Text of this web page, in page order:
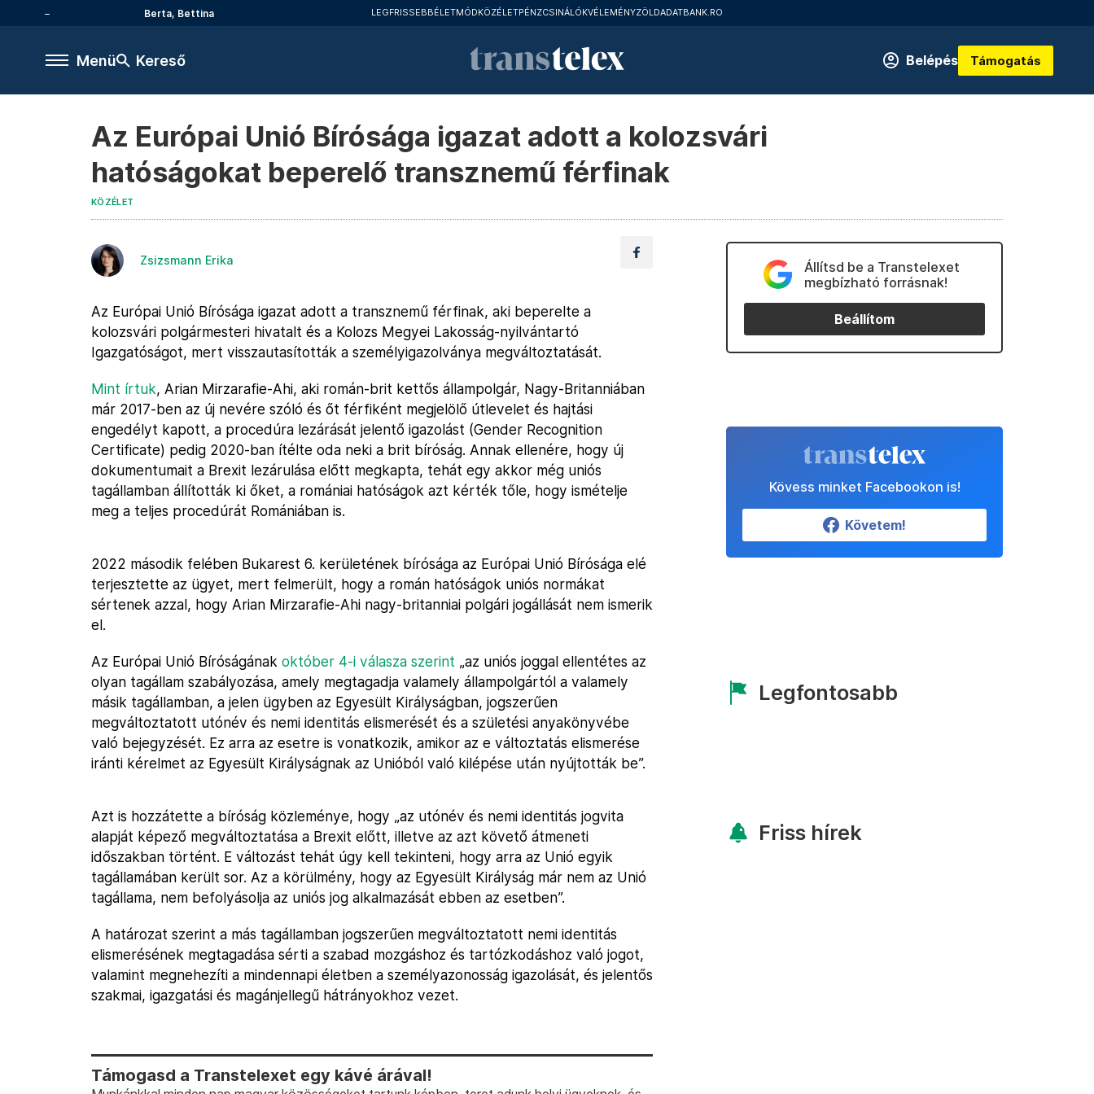
Berta, Bettina LEGFRISSEBBÉLETMÓDKÖZÉLETPÉNZCSINÁLÓKVÉLEMÉNYZÖLDADATBANK.RO
Menü Kereső Belépés Támogatás
Az Európai Unió Bírósága igazat adott a kolozsvári
hatóságokat beperelő transznemű férfinak
KÖZÉLET
Zsizsmann Erika
Az Európai Unió Bírósága igazat adott a transznemű férfinak, aki beperelte a
kolozsvári polgármesteri hivatalt és a Kolozs Megyei Lakosság-nyilvántartó
Igazgatóságot, mert visszautasították a személyigazolványa megváltoztatását.
Mint írtuk, Arian Mirzarafie-Ahi, aki román-brit kettős állampolgár, Nagy-Britanniában
már 2017-ben az új nevére szóló és őt férfiként megjelölő útlevelet és hajtási
engedélyt kapott, a procedúra lezárását jelentő igazolást (Gender Recognition
Certificate) pedig 2020-ban ítélte oda neki a brit bíróság. Annak ellenére, hogy új
dokumentumait a Brexit lezárulása előtt megkapta, tehát egy akkor még uniós
tagállamban állították ki őket, a romániai hatóságok azt kérték tőle, hogy ismételje
meg a teljes procedúrát Romániában is.
2022 második felében Bukarest 6. kerületének bírósága az Európai Unió Bírósága elé
terjesztette az ügyet, mert felmerült, hogy a román hatóságok uniós normákat
sértenek azzal, hogy Arian Mirzarafie-Ahi nagy-britanniai polgári jogállását nem ismerik
el.
Az Európai Unió Bíróságának október 4-i válasza szerint „az uniós joggal ellentétes az
olyan tagállam szabályozása, amely megtagadja valamely állampolgártól a valamely
másik tagállamban, a jelen ügyben az Egyesült Királyságban, jogszerűen
megváltoztatott utónév és nemi identitás elismerését és a születési anyakönyvébe
való bejegyzését. Ez arra az esetre is vonatkozik, amikor az e változtatás elismerése
iránti kérelmet az Egyesült Királyságnak az Unióból való kilépése után nyújtották be”.
Azt is hozzátette a bíróság közleménye, hogy „az utónév és nemi identitás jogvita
alapját képező megváltoztatása a Brexit előtt, illetve az azt követő átmeneti
időszakban történt. E változást tehát úgy kell tekinteni, hogy arra az Unió egyik
tagállamában került sor. Az a körülmény, hogy az Egyesült Királyság már nem az Unió
tagállama, nem befolyásolja az uniós jog alkalmazását ebben az esetben”.
A határozat szerint a más tagállamban jogszerűen megváltoztatott nemi identitás
elismerésének megtagadása sérti a szabad mozgáshoz és tartózkodáshoz való jogot,
valamint megnehezíti a mindennapi életben a személyazonosság igazolását, és jelentős
szakmai, igazgatási és magánjellegű hátrányokhoz vezet.
Támogasd a Transtelexet egy kávé árával!
Állítsd be a Transtelexet
megbízható forrásnak!
Beállítom
Kövess minket Facebookon is!
Követem!
Legfontosabb
Friss hírek